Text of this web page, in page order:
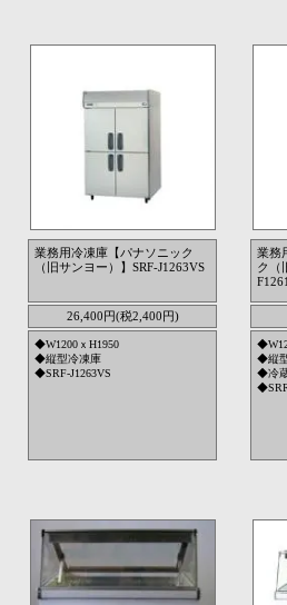
業務用冷凍庫【パナソニック
（旧サンヨー）】SRF-J1263VS
26,400円(税2,400円)
◆W1200ｘH1950
◆縦型冷凍庫
◆SRF-J1263VS
業務
ク（
◆縦
◆冷